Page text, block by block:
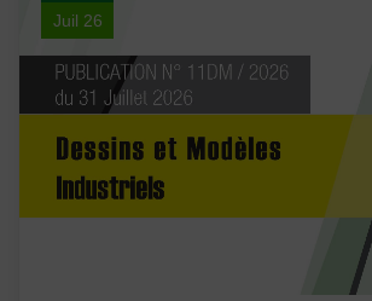
Juil 26